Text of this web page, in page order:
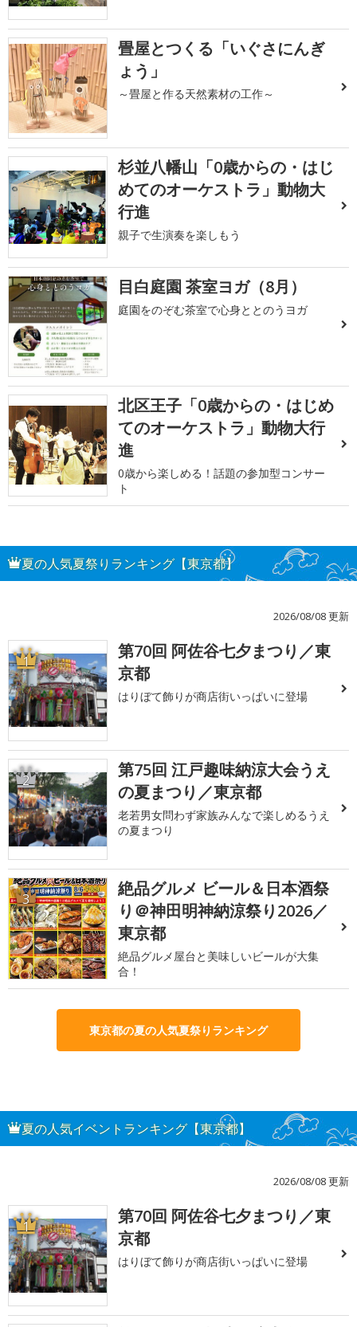
畳屋とつくる「いぐさにんぎ
ょう」
～畳屋と作る天然素材の工作～
杉並八幡山「0歳からの・はじ
めてのオーケストラ」動物大
行進
親子で生演奏を楽しもう
目白庭園 茶室ヨガ（8月）
庭園をのぞむ茶室で心身ととのうヨガ
北区王子「0歳からの・はじめ
てのオーケストラ」動物大行
進
0歳から楽しめる！話題の参加型コンサー
ト
夏の人気夏祭りランキング【東京都】
2026/08/08 更新
1
第70回 阿佐谷七夕まつり／東
京都
はりぼて飾りが商店街いっぱいに登場
2
第75回 江戸趣味納涼大会うえ
の夏まつり／東京都
老若男女問わず家族みんなで楽しめるうえ
の夏まつり
3
絶品グルメ ビール＆日本酒祭
り＠神田明神納涼祭り2026／
東京都
絶品グルメ屋台と美味しいビールが大集
合！
東京都の夏の人気夏祭りランキング
夏の人気イベントランキング【東京都】
2026/08/08 更新
1
第70回 阿佐谷七夕まつり／東
京都
はりぼて飾りが商店街いっぱいに登場